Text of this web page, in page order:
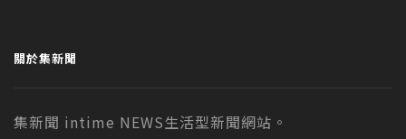
關於集新聞
集新聞 intime NEWS生活型新聞網站。